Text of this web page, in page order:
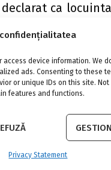
device information. We
ads. Consenting to these
or unique IDs on this site.
features and functions.
Privacy Statement
ca
metri patrati.
depozitare; dar
un spatiu, cat de
O masuta de
ne pot face
iar in magazinul
si eforturi minime,